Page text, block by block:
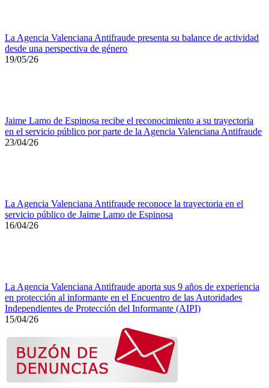
La Agencia Valenciana Antifraude presenta su balance de actividad
desde una perspectiva de género
19/05/26
Jaime Lamo de Espinosa recibe el reconocimiento a su trayectoria
en el servicio público por parte de la Agencia Valenciana Antifraude
23/04/26
La Agencia Valenciana Antifraude reconoce la trayectoria en el
servicio público de Jaime Lamo de Espinosa
16/04/26
La Agencia Valenciana Antifraude aporta sus 9 años de experiencia
en protección al informante en el Encuentro de las Autoridades
Independientes de Protección del Informante (AIPI)
15/04/26